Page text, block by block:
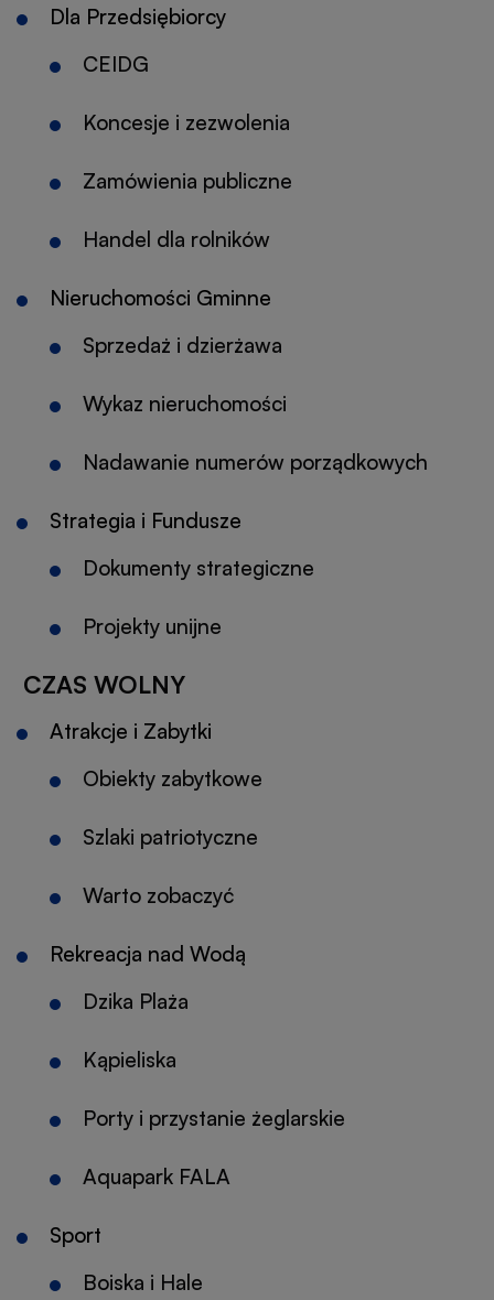
Dla Przedsiębiorcy
CEIDG
Koncesje i zezwolenia
Zamówienia publiczne
Handel dla rolników
Nieruchomości Gminne
Sprzedaż i dzierżawa
Wykaz nieruchomości
Nadawanie numerów porządkowych
Strategia i Fundusze
Dokumenty strategiczne
Projekty unijne
CZAS WOLNY
Atrakcje i Zabytki
Obiekty zabytkowe
Szlaki patriotyczne
Warto zobaczyć
Rekreacja nad Wodą
Dzika Plaża
Kąpieliska
Porty i przystanie żeglarskie
Aquapark FALA
Sport
Boiska i Hale